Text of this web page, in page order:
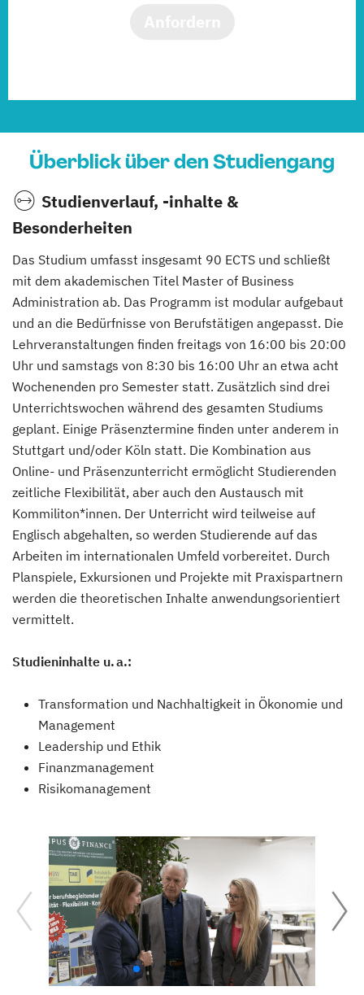
Überblick über den Studiengang
Studienverlauf, -inhalte &
Besonderheiten
Das Studium umfasst insgesamt 90 ECTS und schließt
mit dem akademischen Titel Master of Business
Administration ab. Das Programm ist modular aufgebaut
und an die Bedürfnisse von Berufstätigen angepasst. Die
Lehrveranstaltungen finden freitags von 16:00 bis 20:00
Uhr und samstags von 8:30 bis 16:00 Uhr an etwa acht
Wochenenden pro Semester statt. Zusätzlich sind drei
Unterrichtswochen während des gesamten Studiums
geplant. Einige Präsenztermine finden unter anderem in
Stuttgart und/oder Köln statt. Die Kombination aus
Online- und Präsenzunterricht ermöglicht Studierenden
zeitliche Flexibilität, aber auch den Austausch mit
Kommiliton*innen. Der Unterricht wird teilweise auf
Englisch abgehalten, so werden Studierende auf das
Arbeiten im internationalen Umfeld vorbereitet. Durch
Planspiele, Exkursionen und Projekte mit Praxispartnern
werden die theoretischen Inhalte anwendungsorientiert
vermittelt.
Studieninhalte u. a.:
Transformation und Nachhaltigkeit in Ökonomie und
Management
Leadership und Ethik
Finanzmanagement
Risikomanagement